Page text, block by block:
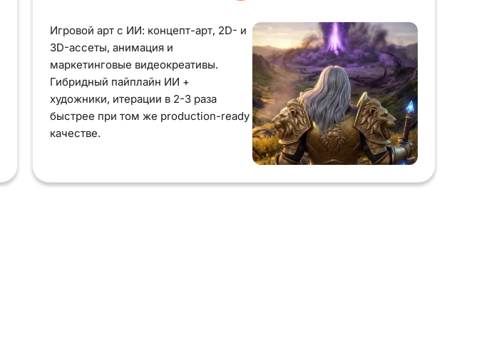
Игровой арт с ИИ: концепт-арт, 2D- и
3D-ассеты, анимация и
маркетинговые видеокреативы.
Гибридный пайплайн ИИ +
художники, итерации в 2-3 раза
быстрее при том же production-ready
качестве.